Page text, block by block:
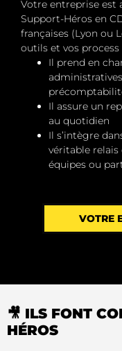
Votre entreprise est
Support-Héros en
françaises (Lyon ou
outils et vos process
Il prend en
Il assure un
au quotidien
Il s’intègre
véritable relais
équipes ou
VOTRE
🎥 ILS FONT
HÉROS